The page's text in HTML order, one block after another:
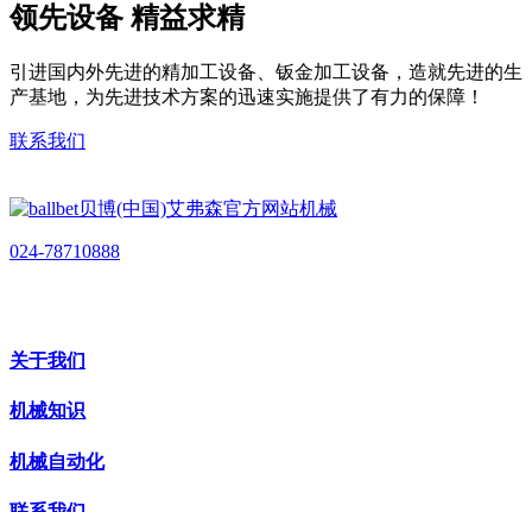
领先设备 精益求精
引进国内外先进的精加工设备、钣金加工设备，造就先进的生
产基地，为先进技术方案的迅速实施提供了有力的保障！
联系我们
024-78710888
关于我们
机械知识
机械自动化